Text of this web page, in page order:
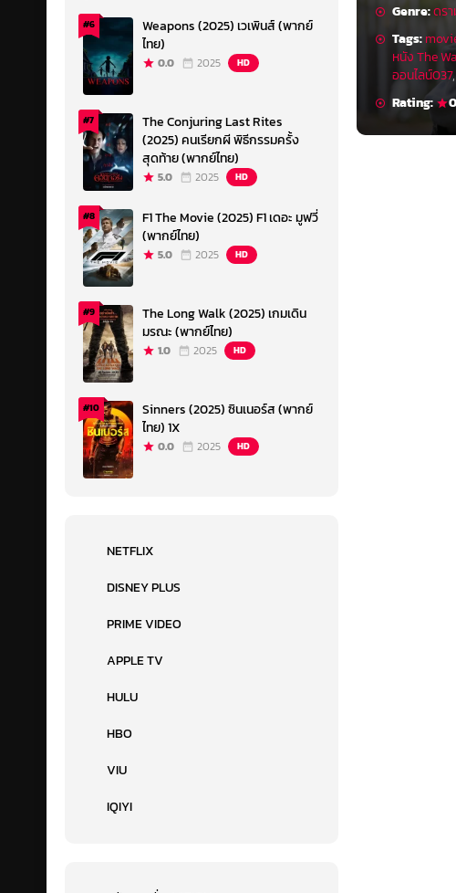
Genre:ดร
Tags:
หนัง The
ออนไลน์037
Rating:
0
#6
Weapons (2025) เวเพินส์ (พากย์
ไทย)
0.0 2025 HD
#7
The Conjuring Last Rites
(2025) คนเรียกผี พิธีกรรมครั้ง
สุดท้าย (พากย์ไทย)
5.0 2025 HD
#8
F1 The Movie (2025) F1 เดอะ มูฟวี่
(พากย์ไทย)
5.0 2025 HD
#9
The Long Walk (2025) เกมเดิน
มรณะ (พากย์ไทย)
1.0 2025 HD
#10
Sinners (2025) ซินเนอร์ส (พากย์
ไทย) 1X
0.0 2025 HD
NETFLIX
DISNEY PLUS
PRIME VIDEO
APPLE TV
HULU
HBO
VIU
IQIYI